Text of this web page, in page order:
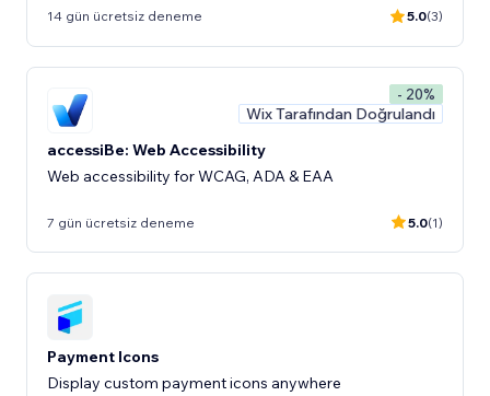
14 gün ücretsiz deneme 5.0(3)
- 20%
Wix Tarafından Doğrulandı
accessiBe: Web Accessibility
Web accessibility for WCAG, ADA & EAA
7 gün ücretsiz deneme 5.0(1)
Payment Icons
Display custom payment icons anywhere